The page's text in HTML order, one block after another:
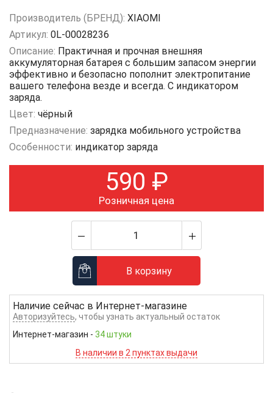
Производитель (БРЕНД): XIAOMI
Артикул: 0L-00028236
Описание: Практичная и прочная внешняя
аккумуляторная батарея с большим запасом энергии
эффективно и безопасно пополнит электропитание
вашего телефона везде и всегда. С индикатором
заряда.
Цвет: чёрный
Предназначение: зарядка мобильного устройства
Особенности: индикатор заряда
590 ₽
Розничная цена
В корзину
Наличие сейчас в Интернет-магазине
Авторизуйтесь, чтобы узнать актуальный остаток
Интернет-магазин - 34 штуки
В наличии в 2 пунктах выдачи